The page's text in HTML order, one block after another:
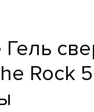
Гель
Rock